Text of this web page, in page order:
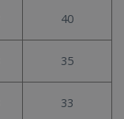
40
35
33